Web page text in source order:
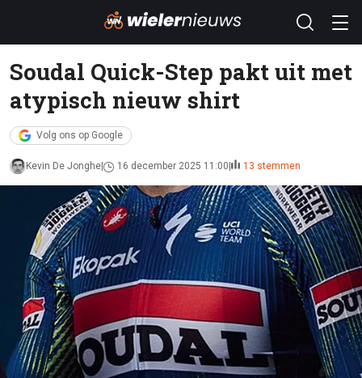
Soudal Quick-Step pakt uit met
atypisch nieuw shirt
Volg ons op Google
Kevin De Jonghe 16 december 2025 11:00 13 stemmen